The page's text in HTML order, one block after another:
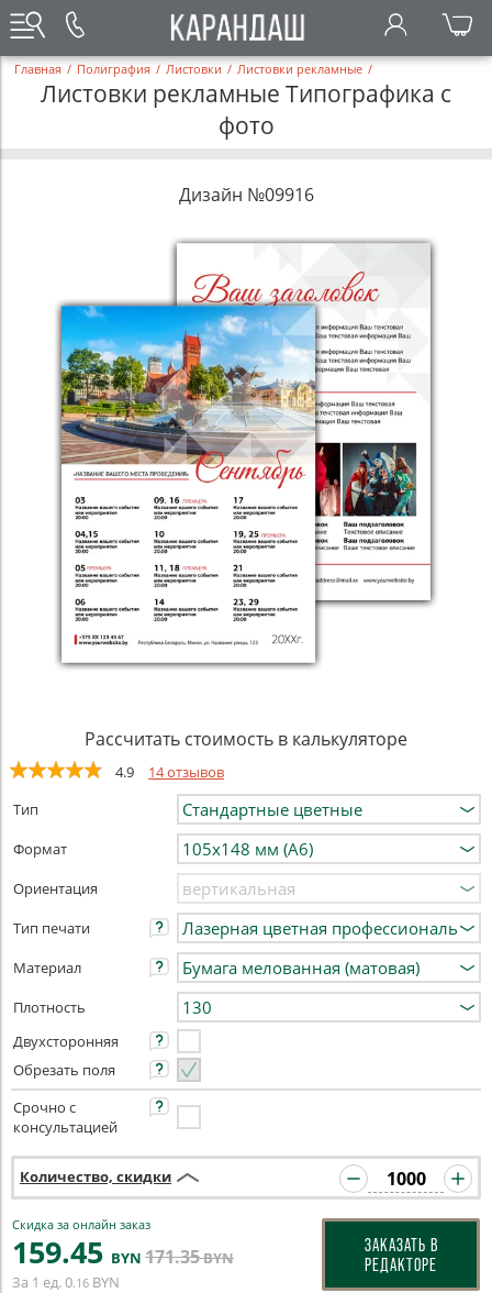
Главная / Полиграфия / Листовки / Листовки рекламные /
Листовки рекламные Типографика с
фото
Дизайн №09916
Рассчитать стоимость в калькуляторе
4.9
14 отзывов
Тип
Формат
Ориентация
Тип печати
Материал
Плотность
Двухсторонняя
Обрезать поля
Срочно с
консультацией
Количество, скидки
Скидка за онлайн заказ
159.45 BYN 171.35BYN
За 1 ед.0.16 BYN
ЗАКАЗАТЬ В
РЕДАКТОРЕ